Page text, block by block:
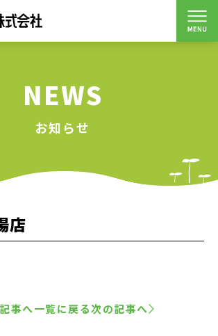
NEWS
お知らせ
店
事へ一覧に戻る次の記事へ